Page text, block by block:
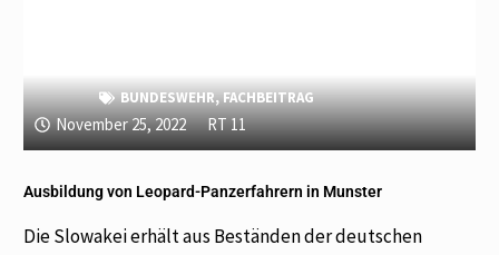
BUNDESWEHR,FACHBEITRAG
November 25, 2022 RT 11
Ausbildung von Leopard-Panzerfahrern in Munster
Die Slowakei erhält aus Beständen der deutschen